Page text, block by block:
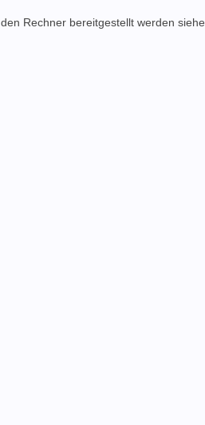
Rechner bereitgestellt werden siehe